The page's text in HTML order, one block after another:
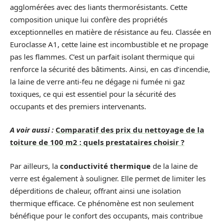
agglomérées avec des liants thermorésistants. Cette
composition unique lui confère des propriétés
exceptionnelles en matière de résistance au feu. Classée en
Euroclasse A1, cette laine est incombustible et ne propage
pas les flammes. C’est un parfait isolant thermique qui
renforce la sécurité des bâtiments. Ainsi, en cas d’incendie,
la laine de verre anti-feu ne dégage ni fumée ni gaz
toxiques, ce qui est essentiel pour la sécurité des
occupants et des premiers intervenants.
A voir aussi : Comparatif des prix du nettoyage de la
toiture de 100 m2 : quels prestataires choisir ?
Par ailleurs, la conductivité thermique de la laine de
verre est également à souligner. Elle permet de limiter les
déperditions de chaleur, offrant ainsi une isolation
thermique efficace. Ce phénomène est non seulement
bénéfique pour le confort des occupants, mais contribue